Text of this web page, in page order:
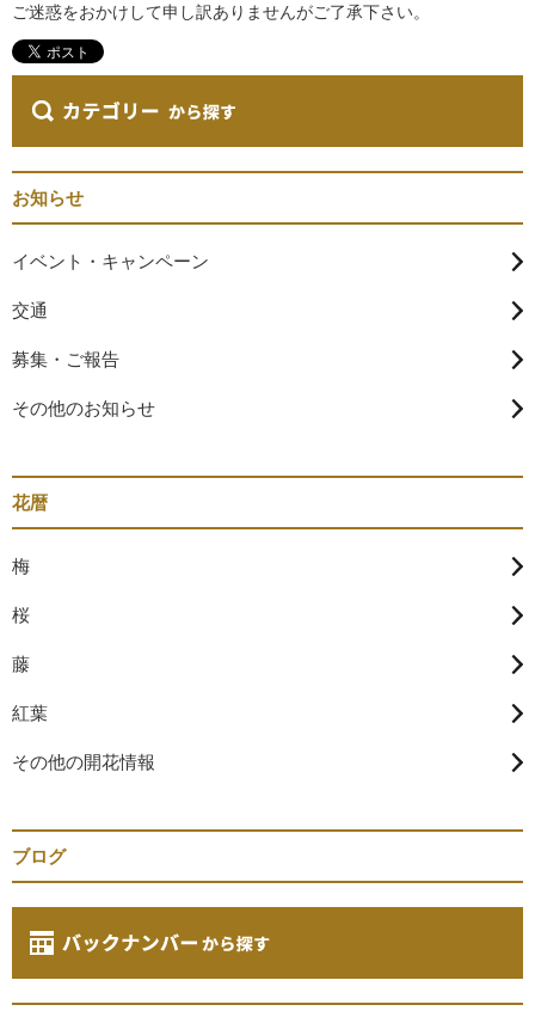
ご迷惑をおかけして申し訳ありませんがご了承下さい。
お知らせ
イベント・キャンペーン
交通
募集・ご報告
その他のお知らせ
花暦
梅
桜
藤
紅葉
その他の開花情報
ブログ